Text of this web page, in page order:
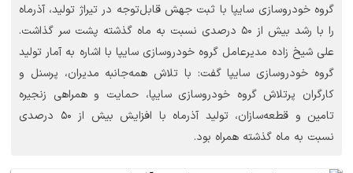
گروه خودروسازی سایپا با ثبت جهش قابل‌توجه در تیراژ تولید، آذرماه
را با رشد بیش از ۵۰ درصدی نسبت به ماه گذشته پشت سر گذاشت.
علی شیخ زاده مدیرعامل گروه خودروسازی سایپا با اشاره به آمار تولید
گروه خودروسازی سایپا گفت: با تلاش همه‌جانبه مدیران، پرسنل و
کارگران پرتلاش گروه خودروسازی سایپا، حمایت و همراهی زنجیره
تامین و قطعه‌سازان، تولید آذرماه با افزایش بیش از ۵۰ درصدی
نسبت به ماه گذشته همراه بود.